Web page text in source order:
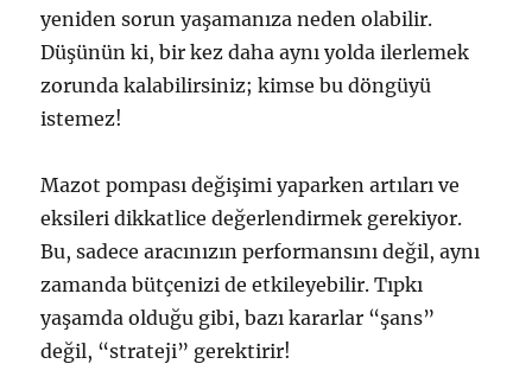
yeniden sorun yaşamanıza neden olabilir.
Düşünün ki, bir kez daha aynı yolda ilerlemek
zorunda kalabilirsiniz; kimse bu döngüyü
istemez!
Mazot pompası değişimi yaparken artıları ve
eksileri dikkatlice değerlendirmek gerekiyor.
Bu, sadece aracınızın performansını değil, aynı
zamanda bütçenizi de etkileyebilir. Tıpkı
yaşamda olduğu gibi, bazı kararlar “şans”
değil, “strateji” gerektirir!